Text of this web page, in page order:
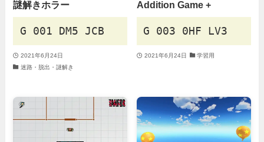
謎解きホラー
G 001 DM5 JCB
2021年6月24日
迷路・脱出・謎解き
Addition Game +
G 003 0HF LV3
2021年6月24日 学習用